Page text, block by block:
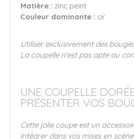
Matière : zinc peint
Couleur dominante : or
Utiliser exclusivement des
La coupelle n'est pas apte au
UNE COUPELLE
PRÉSENTER VOS
Cette jolie coupe est un
intégrer dans vos mises en scène.